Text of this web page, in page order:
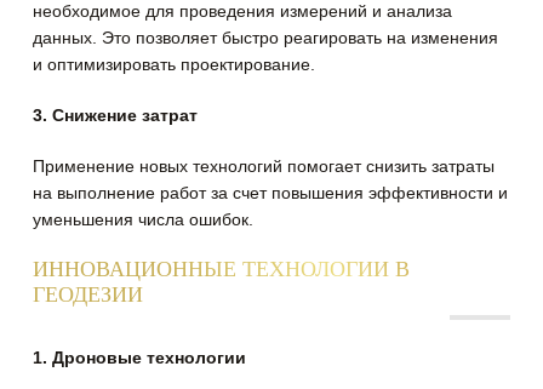
необходимое для проведения измерений и анализа
данных. Это позволяет быстро реагировать на изменения
и оптимизировать проектирование.
3. Снижение затрат
Применение новых технологий помогает снизить затраты
на выполнение работ за счет повышения эффективности и
уменьшения числа ошибок.
ИННОВАЦИОННЫЕ ТЕХНОЛОГИИ В
ГЕОДЕЗИИ
1. Дроновые технологии